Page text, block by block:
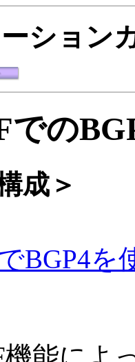
ション
での
成＞
BGP4を
機能によ